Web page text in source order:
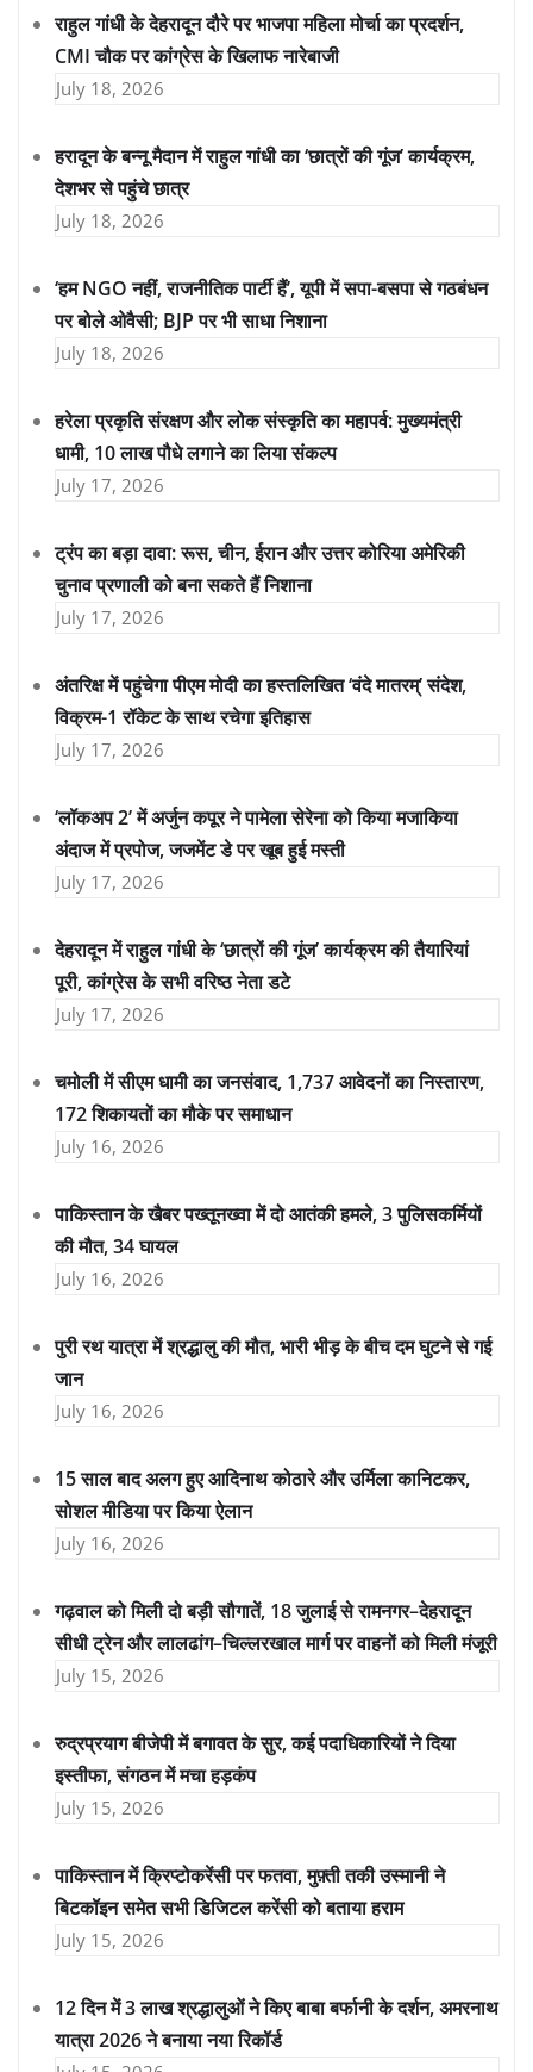
राहुल गांधी के देहरादून दौरे पर भाजपा महिला मोर्चा का प्रदर्शन,
CMI चौक पर कांग्रेस के खिलाफ नारेबाजी
July 18, 2026
हरादून के बन्नू मैदान में राहुल गांधी का ‘छात्रों की गूंज’ कार्यक्रम,
देशभर से पहुंचे छात्र
July 18, 2026
‘हम NGO नहीं, राजनीतिक पार्टी हैं’, यूपी में सपा-बसपा से गठबंधन
पर बोले ओवैसी; BJP पर भी साधा निशाना
July 18, 2026
हरेला प्रकृति संरक्षण और लोक संस्कृति का महापर्व: मुख्यमंत्री
धामी, 10 लाख पौधे लगाने का लिया संकल्प
July 17, 2026
ट्रंप का बड़ा दावा: रूस, चीन, ईरान और उत्तर कोरिया अमेरिकी
चुनाव प्रणाली को बना सकते हैं निशाना
July 17, 2026
अंतरिक्ष में पहुंचेगा पीएम मोदी का हस्तलिखित ‘वंदे मातरम्’ संदेश,
विक्रम-1 रॉकेट के साथ रचेगा इतिहास
July 17, 2026
‘लॉकअप 2’ में अर्जुन कपूर ने पामेला सेरेना को किया मजाकिया
अंदाज में प्रपोज, जजमेंट डे पर खूब हुई मस्ती
July 17, 2026
देहरादून में राहुल गांधी के ‘छात्रों की गूंज’ कार्यक्रम की तैयारियां
पूरी, कांग्रेस के सभी वरिष्ठ नेता डटे
July 17, 2026
चमोली में सीएम धामी का जनसंवाद, 1,737 आवेदनों का निस्तारण,
172 शिकायतों का मौके पर समाधान
July 16, 2026
पाकिस्तान के खैबर पख्तूनख्वा में दो आतंकी हमले, 3 पुलिसकर्मियों
की मौत, 34 घायल
July 16, 2026
पुरी रथ यात्रा में श्रद्धालु की मौत, भारी भीड़ के बीच दम घुटने से गई
जान
July 16, 2026
15 साल बाद अलग हुए आदिनाथ कोठारे और उर्मिला कानिटकर,
सोशल मीडिया पर किया ऐलान
July 16, 2026
गढ़वाल को मिली दो बड़ी सौगातें, 18 जुलाई से रामनगर–देहरादून
सीधी ट्रेन और लालढांग–चिल्लरखाल मार्ग पर वाहनों को मिली मंजूरी
July 15, 2026
रुद्रप्रयाग बीजेपी में बगावत के सुर, कई पदाधिकारियों ने दिया
इस्तीफा, संगठन में मचा हड़कंप
July 15, 2026
पाकिस्तान में क्रिप्टोकरेंसी पर फतवा, मुफ़्ती तकी उस्मानी ने
बिटकॉइन समेत सभी डिजिटल करेंसी को बताया हराम
July 15, 2026
12 दिन में 3 लाख श्रद्धालुओं ने किए बाबा बर्फानी के दर्शन, अमरनाथ
यात्रा 2026 ने बनाया नया रिकॉर्ड